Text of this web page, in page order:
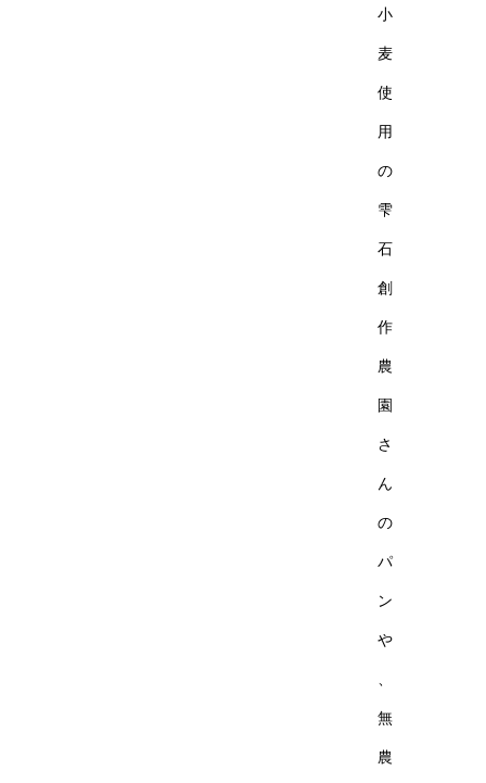
小
麦
使
用
の
雫
石
創
作
農
園
さ
ん
の
パ
ン
や
無
農